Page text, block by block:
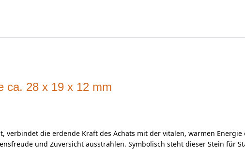
ca. 28 x 19 x 12 mm
verbindet die erdende Kraft des Achats mit der vitalen, warmen
und Zuversicht ausstrahlen. Symbolisch steht dieser Stein für